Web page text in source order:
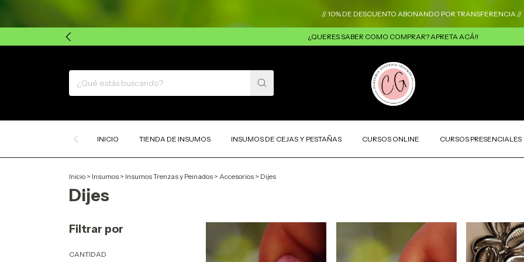
// 10% DE DESCUENTO ABONANDO POR TRANSFERENCIA // // NO
¿QUERES SABER COMO COMPRAR? APRETA ACÁ!!
INICIO TIENDA DE INSUMOS INSUMOS DE CEJAS Y PESTAÑAS CURSOS ONLINE CURSOS PRESENCIALES
Inicio > Insumos > Insumos Trenzas y Peinados > Accesorios > Dijes
Dijes
Filtrar por
CANTIDAD